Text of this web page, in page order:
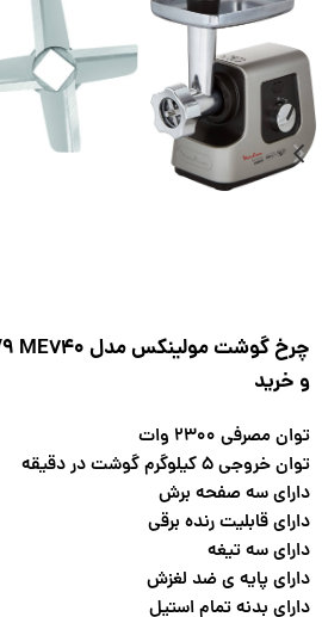
و خرید
توان مصرفی ۲۳۰۰ وات
توان خروجی ۵ کیلوگرم گوشت در دقیقه
دارای سه صفحه برش
دارای قابلیت رنده برقی
دارای سه تیغه
دارای پایه ی ضد لغزش
دارای بدنه تمام استیل